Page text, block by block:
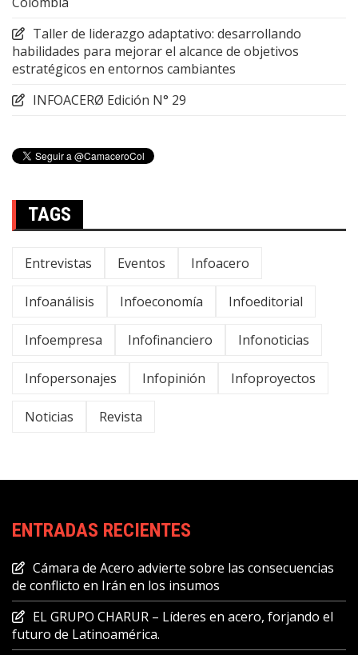
Taller de liderazgo adaptativo: desarrollando
habilidades para mejorar el alcance de objetivos
estratégicos en entornos cambiantes
INFOACERØ Edición N° 29
TAGS
Entrevistas Eventos Infoacero
Infoanálisis Infoeconomía Infoeditorial
Infoempresa Infofinanciero Infonoticias
Infopersonajes Infopinión Infoproyectos
Noticias Revista
ENTRADAS RECIENTES
Cámara de Acero advierte sobre las consecuencias
de conflicto en Irán en los insumos
EL GRUPO CHARUR – Líderes en acero, forjando el
futuro de Latinoamérica.